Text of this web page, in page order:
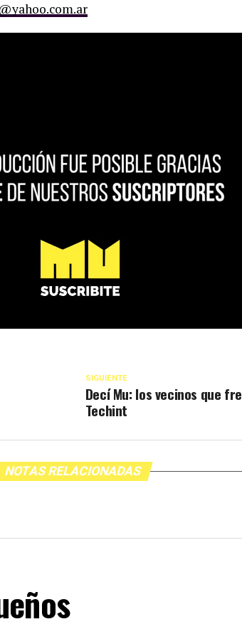
SIGUIENTE
Decí Mu: los vecinos que
Techint
NOTAS RELACIONADAS